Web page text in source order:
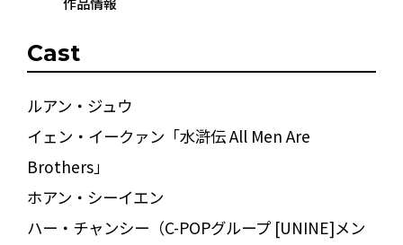
Cast
ルアン・ジュウ
イェン・イークァン「水滸伝 All Men Are
Brothers」
ホアン・シーイエン
ハー・チャンシー（C-POPグループ [UNINE]メン